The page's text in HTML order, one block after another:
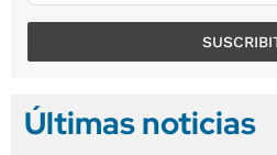
Últimas noticias